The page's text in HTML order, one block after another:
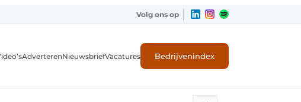
Volg ons op
AdverterenNieuwsbriefVacatures Bedrijvenindex